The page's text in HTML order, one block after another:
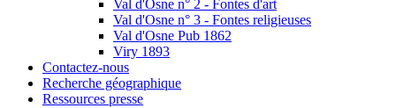
Val d'Osne n° 2 - Fontes d'art
Val d'Osne n° 3 - Fontes religieuses
Val d'Osne Pub 1862
Viry 1893
Contactez-nous
Recherche géographique
Ressources presse